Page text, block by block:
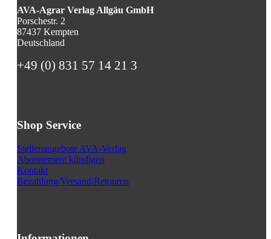
AVA-Agrar Verlag Allgäu GmbH
Porschestr. 2
87437 Kempten
Deutschland
+49 (0) 831 57 14 21 3
Shop Service
Stellenangebote AVA-Verlag
Abonnement kündigen
Kontakt
Bezahlung/Versand/Retouren